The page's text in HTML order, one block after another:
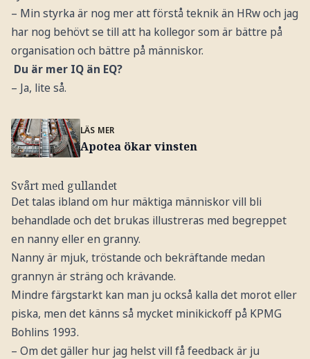
– Min styrka är nog mer att förstå teknik än HRw och jag
har nog behövt se till att ha kollegor som är bättre på
organisation och bättre på människor.
Du är mer IQ än EQ?
– Ja, lite så.
LÄS MER
Apotea ökar vinsten
Svårt med gullandet
Det talas ibland om hur mäktiga människor vill bli
behandlade och det brukas illustreras med begreppet
en nanny eller en granny.
Nanny är mjuk, tröstande och bekräftande medan
grannyn är sträng och krävande.
Mindre färgstarkt kan man ju också kalla det morot eller
piska, men det känns så mycket minikickoff på KPMG
Bohlins 1993.
– Om det gäller hur jag helst vill få feedback är ju